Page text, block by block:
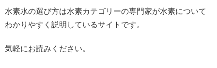
水素水の選び方は水素カテゴリーの専門家が水素について
わかりやすく説明しているサイトです。
気軽にお読みください。